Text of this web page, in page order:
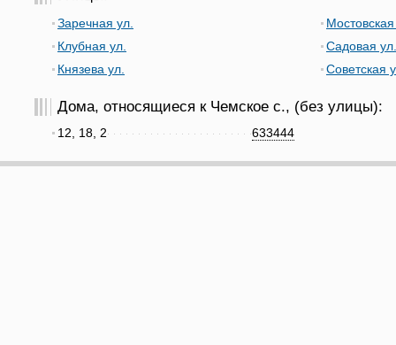
Заречная ул.
Клубная ул.
Князева ул.
Садовая ул.
Советская
Дома, относящиеся к Чемское с., (без улицы):
633444
12, 18, 2